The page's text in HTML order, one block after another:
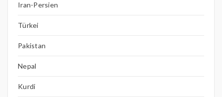
Iran-Persien
Türkei
Pakistan
Nepal
Kurdi